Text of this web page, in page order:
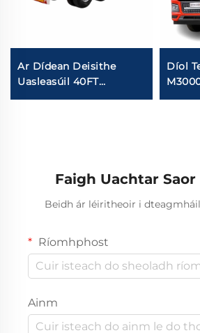
Ar Dídean Deisithe
Uasleasúil 40FT
Container Skeleton
Díol
Trom
Faigh Uachtar
Beidh ár léiritheoir i
Ríomhphost
Ainm